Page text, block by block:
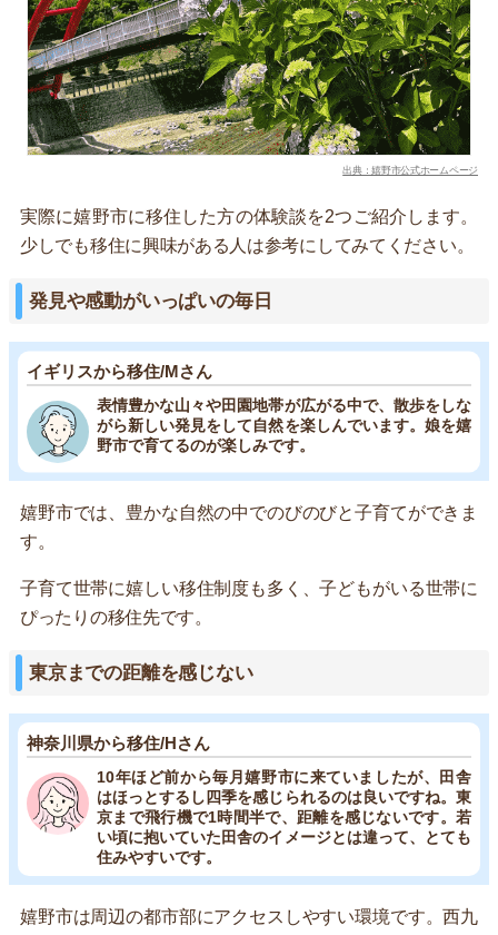
出典：嬉野市公式ホームページ
実際に嬉野市に移住した方の体験談を2つご紹介します。
少しでも移住に興味がある人は参考にしてみてください。
発見や感動がいっぱいの毎日
イギリスから移住/Mさん
表情豊かな山々や田園地帯が広がる中で、散歩をしな
がら新しい発見をして自然を楽しんでいます。娘を嬉
野市で育てるのが楽しみです。
嬉野市では、豊かな自然の中でのびのびと子育てができま
す。
子育て世帯に嬉しい移住制度も多く、子どもがいる世帯に
ぴったりの移住先です。
東京までの距離を感じない
神奈川県から移住/Hさん
10年ほど前から毎月嬉野市に来ていましたが、田舎
はほっとするし四季を感じられるのは良いですね。東
京まで飛行機で1時間半で、距離を感じないです。若
い頃に抱いていた田舎のイメージとは違って、とても
住みやすいです。
嬉野市は周辺の都市部にアクセスしやすい環境です。西九